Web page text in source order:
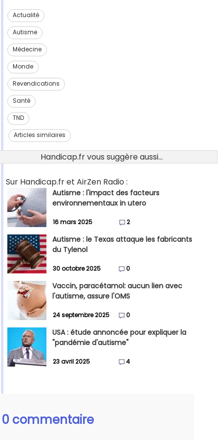
Actualité
Autisme
Médecine
Monde
Revendications
Santé
TND
Articles similaires
Handicap.fr vous suggère aussi...
Sur Handicap.fr et AirZen Radio :
Autisme : l'impact des facteurs
environnementaux in utero
16 mars 2025 2
Autisme : le Texas attaque les fabricants
du Tylenol
30 octobre 2025 0
Vaccin, paracétamol: aucun lien avec
l'autisme, assure l'OMS
24 septembre 2025 0
USA : étude annoncée pour expliquer la
"pandémie d'autisme"
23 avril 2025 4
0 commentaire